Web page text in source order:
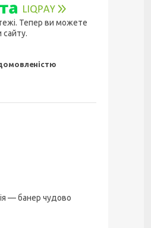
Тепер ви можете
— банер чудово